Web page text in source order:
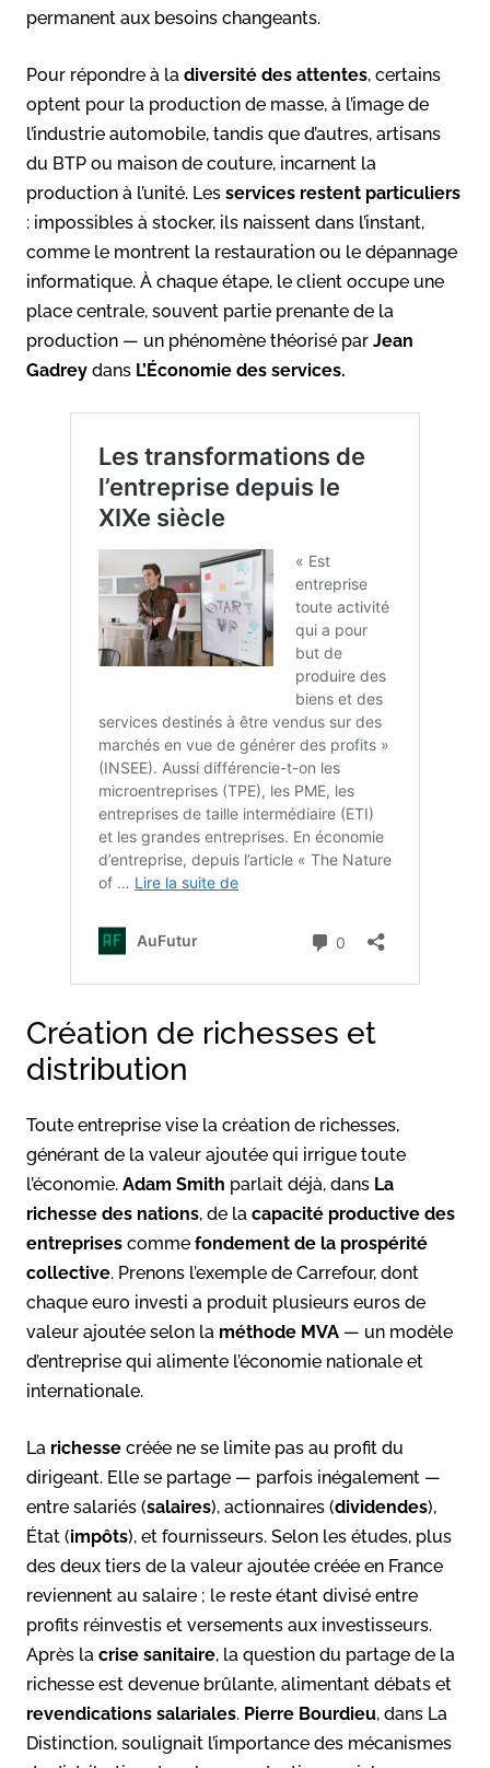
permanent aux besoins changeants.
Pour répondre à la diversité des attentes, certains
optent pour la production de masse, à l’image de
l’industrie automobile, tandis que d’autres, artisans
du BTP ou maison de couture, incarnent la
production à l’unité. Les services restent particuliers
: impossibles à stocker, ils naissent dans l’instant,
comme le montrent la restauration ou le dépannage
informatique. À chaque étape, le client occupe une
place centrale, souvent partie prenante de la
production — un phénomène théorisé par Jean
Gadrey dans L’Économie des services.
Création de richesses et
distribution
Toute entreprise vise la création de richesses,
générant de la valeur ajoutée qui irrigue toute
l’économie. Adam Smith parlait déjà, dans La
richesse des nations, de la capacité productive des
entreprises comme fondement de la prospérité
collective. Prenons l’exemple de Carrefour, dont
chaque euro investi a produit plusieurs euros de
valeur ajoutée selon la méthode MVA — un modèle
d’entreprise qui alimente l’économie nationale et
internationale.
La richesse créée ne se limite pas au profit du
dirigeant. Elle se partage — parfois inégalement —
entre salariés (salaires), actionnaires (dividendes),
État (impôts), et fournisseurs. Selon les études, plus
des deux tiers de la valeur ajoutée créée en France
reviennent au salaire ; le reste étant divisé entre
profits réinvestis et versements aux investisseurs.
Après la crise sanitaire, la question du partage de la
richesse est devenue brûlante, alimentant débats et
revendications salariales. Pierre Bourdieu, dans La
Distinction, soulignait l’importance des mécanismes